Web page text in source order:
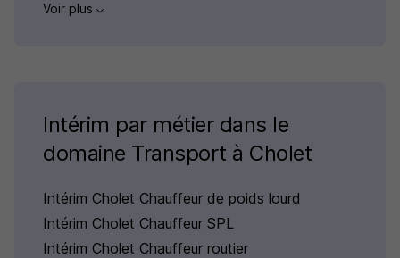
Voir plus
Intérim par métier dans le
domaine Transport à Cholet
Intérim Cholet Chauffeur de poids lourd
Intérim Cholet Chauffeur SPL
Intérim Cholet Chauffeur routier